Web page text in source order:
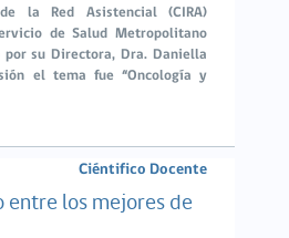
la Red Asistencial (CIRA)
de Salud Metropolitano
su Directora, Dra. Daniella
el tema fue “Oncología y
Ciéntifico Docente
entre los mejores de